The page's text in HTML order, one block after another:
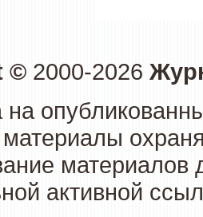
© 2000-2026
на
материалов
активной